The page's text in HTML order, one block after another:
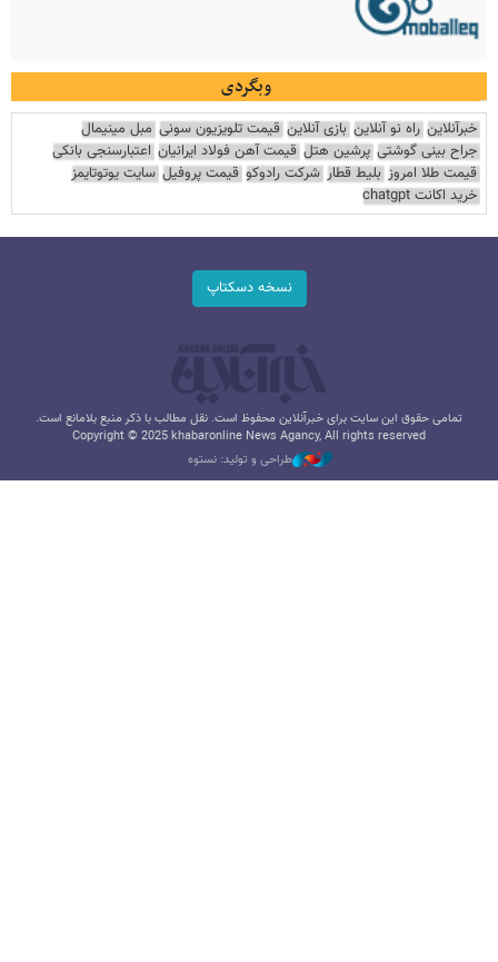
وبگردی
خبرآنلاین راه نو آنلاین بازی آنلاین قیمت تلویزیون سونی مبل مینیمال
جراح بینی گوشتی پرشین هتل قیمت آهن فولاد ایرانیان اعتبارسنجی بانکی
قیمت طلا امروز بلیط قطار شرکت رادوکو قیمت پروفیل سایت یوتوتایمز
خرید اکانت chatgpt
نسخه دسکتاپ
تمامی حقوق این سایت برای خبرآنلاین محفوظ است. نقل مطالب با ذکر منبع بلامانع است.
Copyright © 2025 khabaronline News Agancy, All rights reserved
طراحی و تولید: نستوه